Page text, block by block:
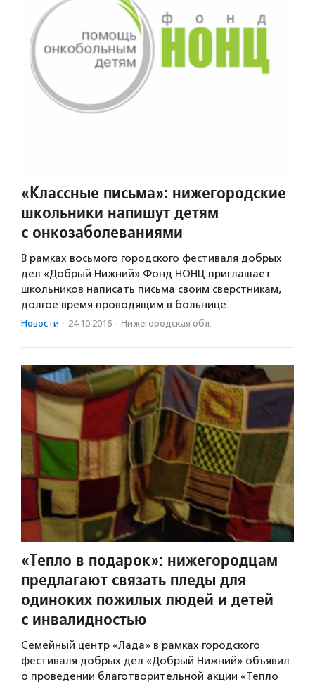
«Классные письма»: нижегородские
школьники напишут детям
с онкозаболеваниями
В рамках восьмого городского фестиваля добрых
дел «Добрый Нижний» Фонд НОНЦ приглашает
школьников написать письма своим сверстникам,
долгое время проводящим в больнице.
Новости · 24.10.2016 · Нижегородская обл.
«Тепло в подарок»: нижегородцам
предлагают связать пледы для
одиноких пожилых людей и детей
с инвалидностью
Семейный центр «Лада» в рамках городского
фестиваля добрых дел «Добрый Нижний» объявил
о проведении благотворительной акции «Тепло